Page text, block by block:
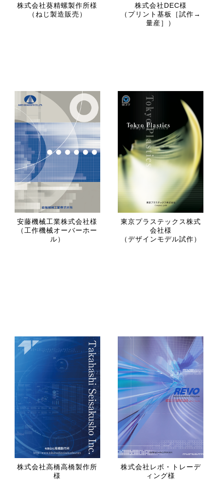
株式会社葵精螺製作所様
（ねじ製造販売）
株式会社DEC様
（プリント基板［試作→
量産］）
安藤機械工業株式会社様
（工作機械オーバーホー
ル）
東京プラステックス株式
会社様
（デザインモデル試作）
株式会社高橋高橋製作所
様
株式会社レボ・トレーデ
ィング様